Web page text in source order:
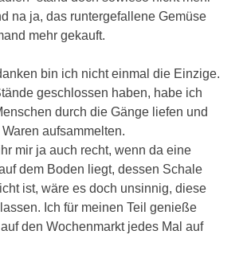
na ja, das runtergefallene Gemüse
mehr gekauft.
bin ich nicht einmal die Einzige.
geschlossen haben, habe ich
durch die Gänge liefen und
aufsammelten.
mir ja auch recht, wenn da eine
dem Boden liegt, dessen Schale
ist, wäre es doch unsinnig, diese
Ich für meinen Teil genieße
den Wochenmarkt jedes Mal auf